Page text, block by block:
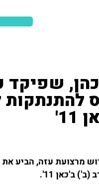
שפיקד
מרצועת עזה, הביע
ב'כאן 11'.